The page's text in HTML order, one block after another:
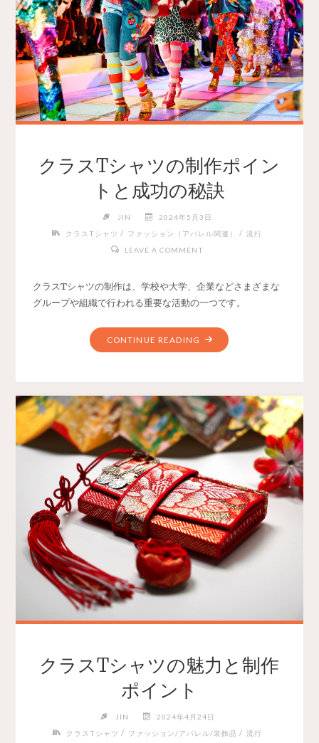
クラスTシャツの制作ポイン
トと成功の秘訣
JIN
2024年5月3日
クラスTシャツ / ファッション（アパレル関連） / 流行
LEAVE A COMMENT
クラスTシャツの制作は、学校や大学、企業などさまざまな
グループや組織で行われる重要な活動の一つです。
CONTINUE READING
クラスTシャツの魅力と制作
ポイント
JIN
2024年4月24日
クラスTシャツ / ファッション/アパレル/装飾品 / 流行